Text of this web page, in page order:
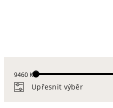
Upřesnit výběr
9460 Kč